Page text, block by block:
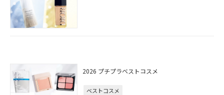
2026 プチプラベストコスメ
ベストコスメ